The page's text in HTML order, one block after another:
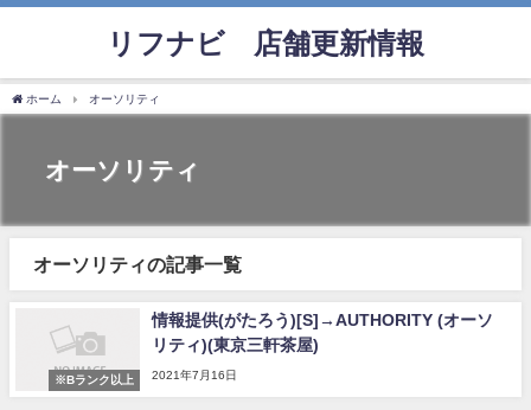
リフナビ®店舗更新情報
ホーム オーソリティ
オーソリティ
オーソリティの記事一覧
※Bランク以上
情報提供(がたろう)[S]→AUTHORITY (オーソ
リティ)(東京三軒茶屋)
2021年7月16日